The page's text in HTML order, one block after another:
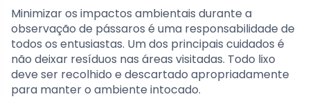
Minimizar os impactos ambientais durante a
observação de pássaros é uma responsabilidade de
todos os entusiastas. Um dos principais cuidados é
não deixar resíduos nas áreas visitadas. Todo lixo
deve ser recolhido e descartado apropriadamente
para manter o ambiente intocado.